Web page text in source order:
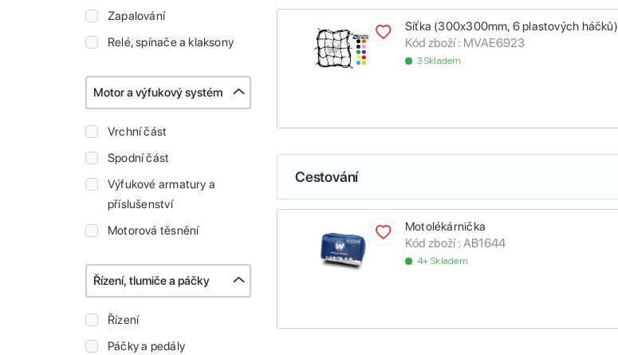
Zapalování
Relé, spínače a klaksony
Motor a výfukový systém
Vrchní část
Spodní část
Výfukové armatury a
příslušenství
Motorová těsnění
Řízení, tlumiče a páčky
Řízení
Páčky a pedály
Síťka (300x300mm, 6 plastových háčků)
Kód zboží : MVAE6923
3 Skladem
Cestování
Motolékárnička
Kód zboží : AB1644
4+ Skladem